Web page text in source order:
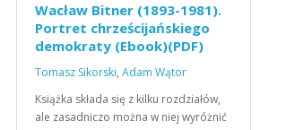
Wacław Bitner (1893-1981).
Portret chrześcijańskiego
demokraty (Ebook)(PDF)
Tomasz Sikorski, Adam Wątor
Książka składa się z kilku rozdziałów,
ale zasadniczo można w niej wyróżnić